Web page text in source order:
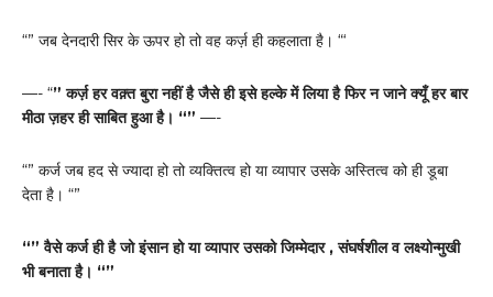
“” जब देनदारी सिर के ऊपर हो तो वह कर्ज़ ही कहलाता है। “‘
—- “” कर्ज़ हर वक़्त बुरा नहीं है जैसे ही इसे हल्के में लिया है फिर न जाने क्यूँ हर बार
मीठा ज़हर ही साबित हुआ है। “” —-
“” कर्ज जब हद से ज्यादा हो तो व्यक्तित्व हो या व्यापार उसके अस्तित्व को ही डूबा
देता है। “”
“” वैसे कर्ज ही है जो इंसान हो या व्यापार उसको जिम्मेदार , संघर्षशील व लक्ष्योन्मुखी
भी बनाता है। “”